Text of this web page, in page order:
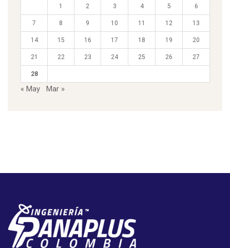
1 2 3 4 5 6
7 8 9 10 11 12 13
14 15 16 17 18 19 20
21 22 23 24 25 26 27
28
« May Mar »